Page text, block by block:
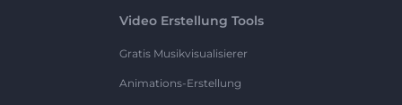
Video Erstellung Tools
Gratis Musikvisualisierer
Animations-Erstellung